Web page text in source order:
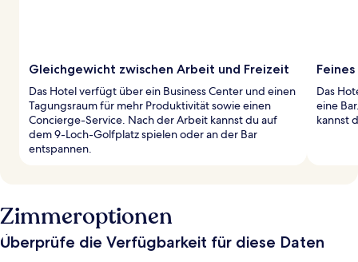
Gleichgewicht zwischen Arbeit und Freizeit
Das Hotel verfügt über ein Business Center und einen
Tagungsraum für mehr Produktivität sowie einen
Concierge-Service. Nach der Arbeit kannst du auf
dem 9-Loch-Golfplatz spielen oder an der Bar
entspannen.
Das
eine
kannst
Zimmeroptionen
Überprüfe die Verfügbarkeit für diese Daten